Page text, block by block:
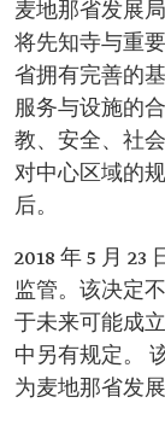
麦地那省发展
将先知寺与重
省拥有完善的
服务与设施的
教、安全、社
对中心区域的
后。
2018 年 5 月
监管。该决定
于未来可能成
中另有规定。
为麦地那省发展